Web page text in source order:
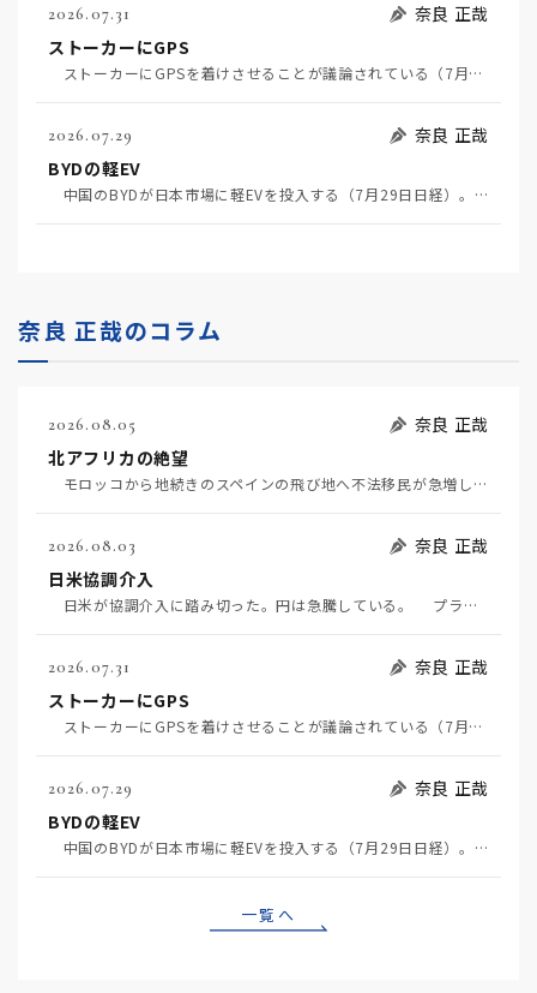
2026.07.31
奈良 正哉
ストーカーにGPS
ストーカーにGPSを着けさせることが議論されている（7月29日日経）。反対派は「ストーカーにも人権…
2026.07.29
奈良 正哉
BYDの軽EV
中国のBYDが日本市場に軽EVを投入する（7月29日日経）。この報道について思うこと3つ。 一つ…
奈良 正哉のコラム
2026.08.05
奈良 正哉
北アフリカの絶望
モロッコから地続きのスペインの飛び地へ不法移民が急増していて、当地の大問題となっている。「海を泳い…
2026.08.03
奈良 正哉
日米協調介入
日米が協調介入に踏み切った。円は急騰している。 プラザ合意以降、協調介入は為替相場の転機になって…
2026.07.31
奈良 正哉
ストーカーにGPS
ストーカーにGPSを着けさせることが議論されている（7月29日日経）。反対派は「ストーカーにも人権…
2026.07.29
奈良 正哉
BYDの軽EV
中国のBYDが日本市場に軽EVを投入する（7月29日日経）。この報道について思うこと3つ。 一つ…
一覧へ